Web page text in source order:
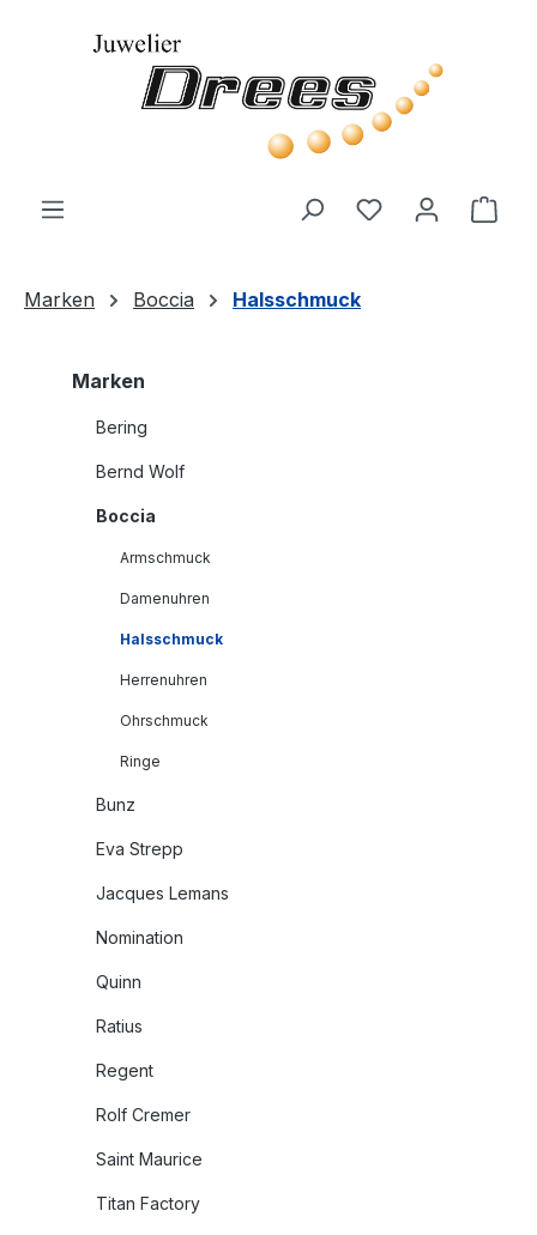
Zum Hauptinhalt springen
Du hast 0
Marken Boccia Halsschmuck
Marken
Bering
Bernd Wolf
Boccia
Armschmuck
Damenuhren
Halsschmuck
Herrenuhren
Ohrschmuck
Ringe
Bunz
Eva Strepp
Jacques Lemans
Nomination
Quinn
Ratius
Regent
Rolf Cremer
Saint Maurice
Titan Factory